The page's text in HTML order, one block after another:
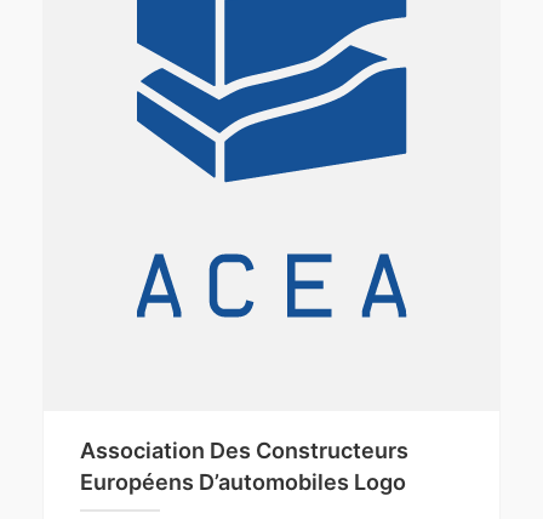
Association Des Constructeurs
Européens D’automobiles Logo